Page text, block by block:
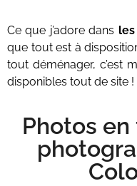
Ce que j’adore dans
que tout est à
tout déménager, c’est
disponibles tout de site !
Photos